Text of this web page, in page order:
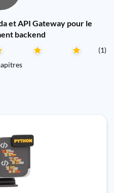
et API Gateway pour le
backend
(1)